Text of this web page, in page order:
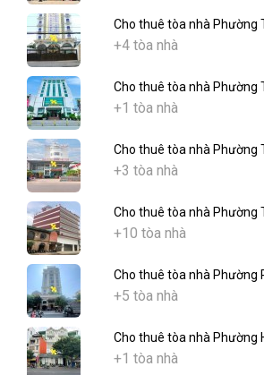
Cho thuê tòa nhà Phường
+4 tòa nhà
Cho thuê tòa nhà Phường
+1 tòa nhà
Cho thuê tòa nhà Phường
+3 tòa nhà
Cho thuê tòa nhà Phường
+10 tòa nhà
Cho thuê tòa nhà Phường
+5 tòa nhà
Cho thuê tòa nhà Phường
+1 tòa nhà